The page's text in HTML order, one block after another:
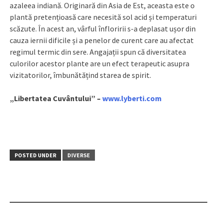
azaleea indiană. Originară din Asia de Est, aceasta este o
plantă pretențioasă care necesită sol acid și temperaturi
scăzute. În acest an, vârful înfloririi s-a deplasat ușor din
cauza iernii dificile și a penelor de curent care au afectat
regimul termic din sere. Angajații spun că diversitatea
culorilor acestor plante are un efect terapeutic asupra
vizitatorilor, îmbunătățind starea de spirit.
„Libertatea Cuvântului” – www.lyberti.com
POSTED UNDER DIVERSE